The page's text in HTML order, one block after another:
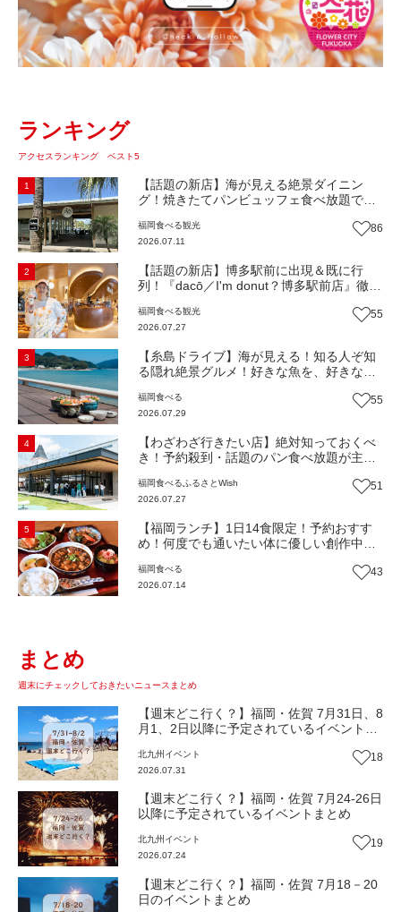
ランキング
アクセスランキング ベスト5
1
【話題の新店】海が見える絶景ダイニン
グ！焼きたてパンビュッフェ食べ放題で大
Beach Cafe』（福岡・糸島市）【まち歩
き】
福岡食べる観光
2026.07.11
86
2
【話題の新店】博多駅前に出現＆既に行
列！『dacō／I'm donut？博多駅前店』徹底
しみ方＆イチオシメニューも紹介！（福岡
市博多区）【まち歩き】
福岡食べる観光
2026.07.27
55
3
【糸島ドライブ】海が見える！知る人ぞ知
る隠れ絶景グルメ！好きな魚を、好きなだ
堂』（福岡市西区）【まち歩き】
福岡食べる
2026.07.29
55
4
【わざわざ行きたい店】絶対知っておくべ
き！予約殺到・話題のパン食べ放題が主
『bound garden』（福岡・新宮町）【まち
歩き】
福岡食べる ふるさとWish
2026.07.27
51
5
【福岡ランチ】1日14食限定！予約おすす
め！何度でも通いたい体に優しい創作中華
【まち歩き】
福岡食べる
2026.07.14
43
まとめ
週末にチェックしておきたいニュースまとめ
【週末どこ行く？】福岡・佐賀 7月31日、8
月1、2日以降に予定されているイベントま
北九州 イベント
2026.07.31
18
【週末どこ行く？】福岡・佐賀 7月24-26日
以降に予定されているイベントまとめ
北九州 イベント
2026.07.24
19
【週末どこ行く？】福岡・佐賀 7月18－20
日のイベントまとめ